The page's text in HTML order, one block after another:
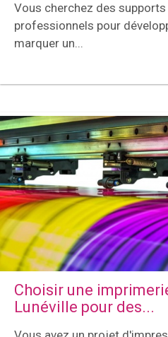
Vous cherchez des
professionnels pour
marquer un...
Choisir une
Lunéville pour des...